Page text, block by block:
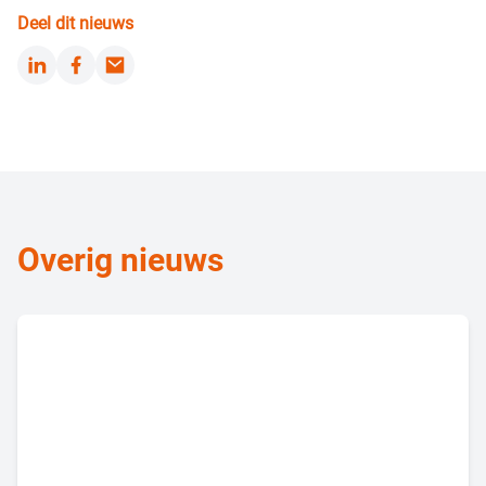
Deel dit nieuws
LinkedInFacebook
Email
Overig nieuws